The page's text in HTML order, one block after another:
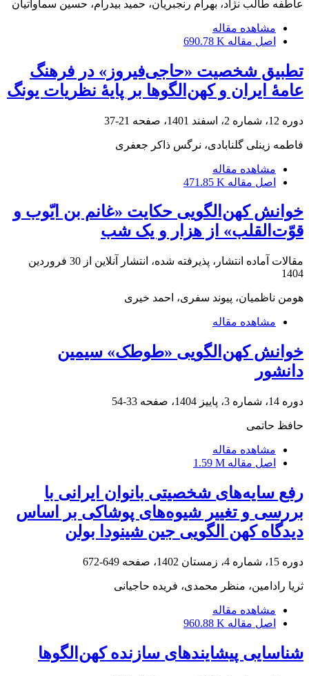
عاطفه طالب نژاد، بهرام رنجبریان، حمید بیدرام، حسین سماواتیان
مشاهده مقاله
اصل مقاله 690.78 K
تطبیق شخصیت «حاجی‌فیروز» در فرهنگ
عامۀ ایران و کهن‌الگوها بر پایۀ نظریات یونگ
دوره 12، شماره 2، اسفند 1401، صفحه 21-37
فاطمه زینلی گلنابادی، نرگس ذاکر جعفری
مشاهده مقاله
اصل مقاله 471.85 K
خوانش کهن‌الگویی حکایت «غانم بن ایّوب و
قوّت‌القلب» از هزار و یک شب
مقالات آماده انتشار، پذیرفته شده، انتشار آنلاین از
30 فروردین
1404
هومن ناظمیان، پیوند سفری، احمد خیری
مشاهده مقاله
خوانش کهن‌الگویی «طوطک» سیمین
دانشور
دوره 14، شماره 3، پاییز 1404، صفحه 33-54
حافظ حاتمی
مشاهده مقاله
اصل مقاله 1.59 M
رفع سایه‌های شخصیتی بانوان ایرانی با
بررسی و تغییر شیوه‌های پوشاکی بر اساس
دیدگاه کهن الگویی جین شینودا بولن
دوره 15، شماره 4، زمستان 1402، صفحه 649-672
ثریا رادامین، منظر محمدی، فریده حاجیانی
مشاهده مقاله
اصل مقاله 960.88 K
شناسایی پیشایندهای سازنده کهن‌الگوها